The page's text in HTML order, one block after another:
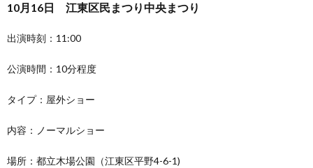
10月16日 江東区民まつり中央まつり
出演時刻：11:00
公演時間：10分程度
タイプ：屋外ショー
内容：ノーマルショー
場所：都立木場公園（江東区平野4-6-1)